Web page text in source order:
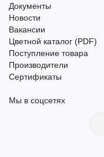
Документы
Новости
Вакансии
Цветной каталог (PDF)
Поступление товара
Производители
Сертификаты
Мы в соцсетях